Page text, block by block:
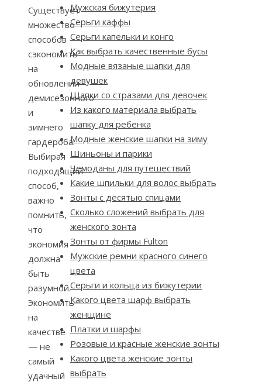
Существует
множество
способов
сэкономить
на
обновлении
демисезонного
и
зимнего
гардероба.
Выбирая
подходящий
способ,
важно
помнить,
что
экономия
должна
быть
разумной.
Экономить
на
качестве
— не
самый
удачный
Мужская бижутерия
Серьги каффы
Серьги капельки и конго
Как выбрать качественные бусы
Модные вязаные шапки для
девушек
Шапки со стразами для девочек
Из какого материала выбрать
шапку для ребенка
Модные женские шапки на зиму
Шиньоны и парики
Чемоданы для путешествий
Какие шпильки для волос выбрать
Зонты с десятью спицами
Сколько сложений выбрать для
женского зонта
Зонты от фирмы Fulton
Мужские ремни красного синего
цвета
Серьги и кольца из бижутерии
Какого цвета шарф выбрать
женщине
Платки и шарфы
Розовые и красные женские зонты
Какого цвета женские зонты
выбрать